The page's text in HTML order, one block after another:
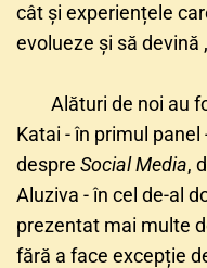
cât și experiențele
evolueze și să devină
Alături de noi au
Katai - în primul
despre Social Media,
Aluziva - în cel de-al
prezentat mai multe
fără a face excepție